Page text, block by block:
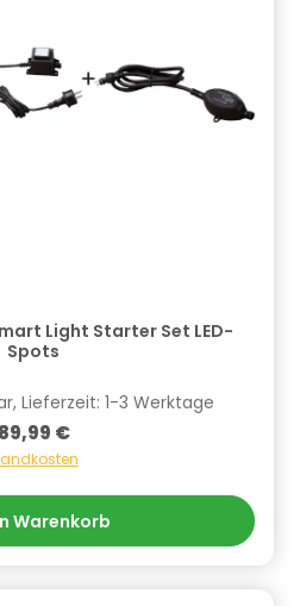
Light Starter Set LED-
Spots
Lieferzeit: 1-3 Werktage
Regulärer Preis:
89,99 €
Warenkorb